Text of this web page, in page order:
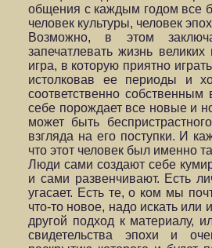
общения с каждым годом все
человек культуры, человек
Возможно, в этом
запечатлевать жизнь
игра, в которую приятно
истолковав ее периоды и
соответственно
себе порождает все новые и
может быть
взгляда на его поступки. И
что этот человек был именно
Люди сами создают себе
и сами развенчивают. Есть
угасает. Есть те, о ком мы
что-то новое, надо искать
другой подход к материалу,
свидетельства эпохи и